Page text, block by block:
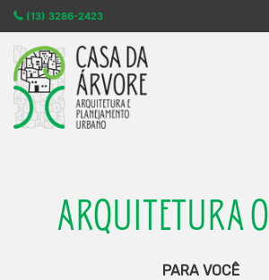
(13) 3286-2423
ARQUITETURA
PARA VOCÊ